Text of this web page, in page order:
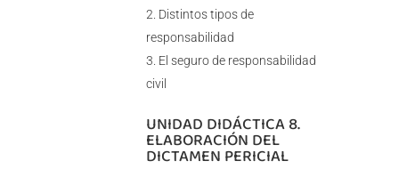
Distintos tipos de
responsabilidad
El seguro de responsabilidad
civil
UNIDAD DIDÁCTICA 8.
ELABORACIÓN DEL
DICTAMEN PERICIAL